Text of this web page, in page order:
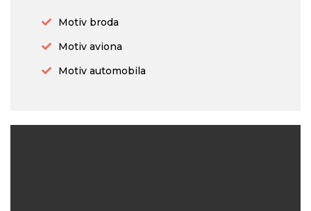
Motiv broda
Motiv aviona
Motiv automobila